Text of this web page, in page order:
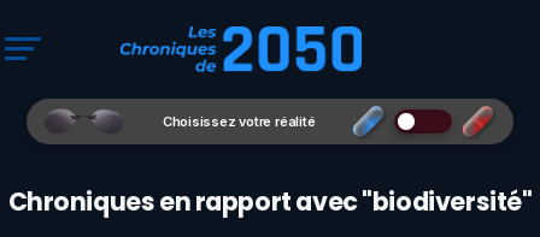
Choisissez votre réalité
Chroniques en rapport avec "biodiversité"